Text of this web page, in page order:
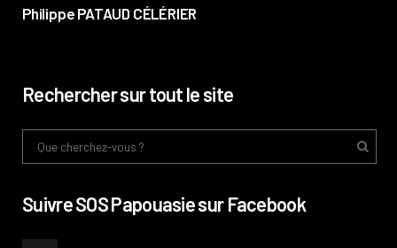
Philippe PATAUD CÉLÉRIER
Rechercher sur tout le site
Suivre SOS Papouasie sur Facebook